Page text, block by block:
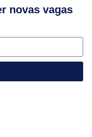
novas vagas